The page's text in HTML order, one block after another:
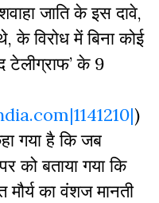
जाति के इस दावे,
के विरोध में बिना कोई
टेलीग्राफ’ के 9
)
गया है कि जब
को बताया गया कि
मौर्य का वंशज मानती